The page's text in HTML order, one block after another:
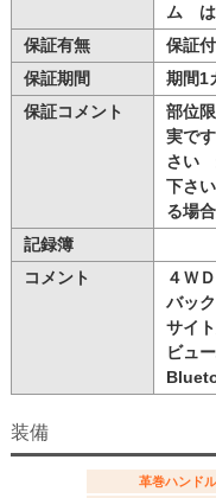
ム は
保証有無
保証付
保証期間
期間1
保証コメント
部位
実で
さい
下さ
る場
記録簿
コメント
４Ｗ
バッ
サイ
ビュ
装備
革巻ハンドル